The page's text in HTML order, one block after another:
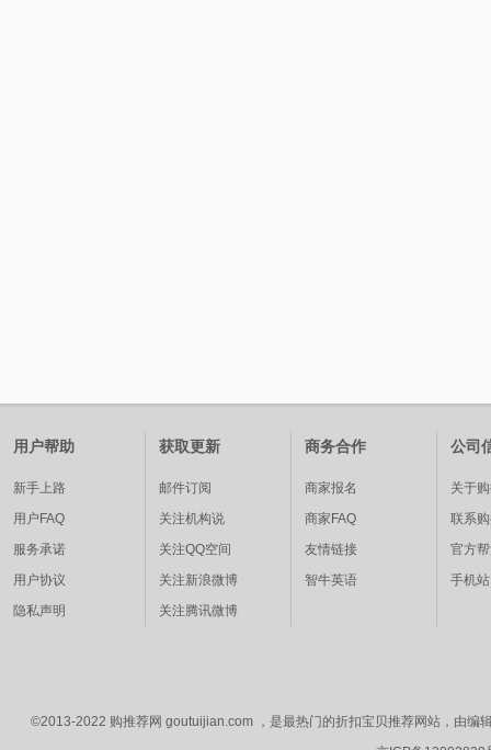
用户帮助
新手上路
用户FAQ
服务承诺
用户协议
隐私声明
获取更新
邮件订阅
关注机构说
关注QQ空间
关注新浪微博
关注腾讯微博
商务合作
商家报名
商家FAQ
友情链接
智牛英语
公司
关于
联系
官方
手机站
©2013-2022 购推荐网 goutuijian.com ，是最热门的折扣宝贝推荐网站，由编